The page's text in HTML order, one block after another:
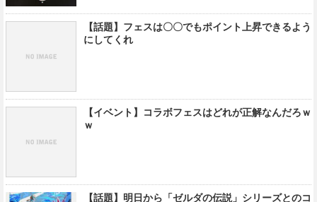
【話題】フェスは〇〇でもポイント上昇できるよう
にしてくれ
【イベント】コラボフェスはどれが正解なんだろｗ
ｗ
【話題】明日から「ゼルダの伝説」シリーズとのコ